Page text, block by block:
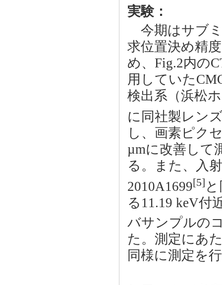
実験：
今期はサブ
求位置決め精
め、Fig.2内の
用していた
検出系（浜松
に同社製レン
し、画素ピク
µmに改善して
る。また、入
2010A1699[5]
る11.19 keV付
バサンプルの
た。測定にあ
同様に測定を